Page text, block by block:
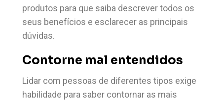
produtos para que saiba descrever todos os
seus benefícios e esclarecer as principais
dúvidas.
Contorne mal entendidos
Lidar com pessoas de diferentes tipos exige
habilidade para saber contornar as mais